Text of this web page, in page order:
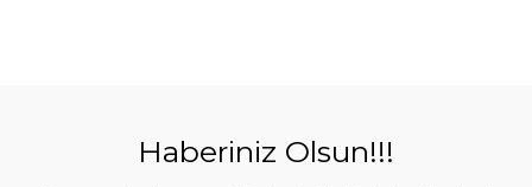
Haberiniz Olsun!!!